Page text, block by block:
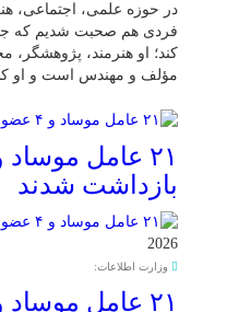
در حوزه علمی، اجتماعی،
فردی هم صحبت شدیم که
کند؛ او هنرمند،
مؤلف و مهندس است و او
بازداشت شدند
2026
وزارت اطلاعات: